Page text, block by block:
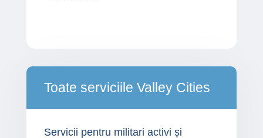
Toate serviciile Valley Cities
Servicii pentru militari activi și